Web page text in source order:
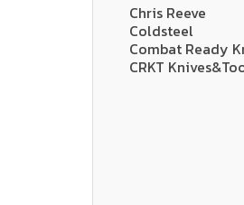
Chris Reeve
Coldsteel
Combat Ready
CRKT